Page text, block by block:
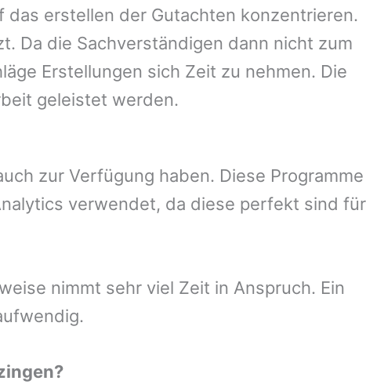
erstellen der Gutachten konzentrieren.
Da die Sachverständigen dann nicht zum
Erstellungen sich Zeit zu nehmen. Die
geleistet werden.
zur Verfügung haben. Diese Programme
verwendet, da diese perfekt sind für
nimmt sehr viel Zeit in Anspruch. Ein
?